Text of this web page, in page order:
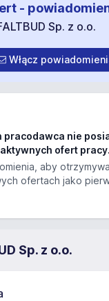
-
Sp. z o.o.
Włącz
pracodawca nie
aktywnych ofert pracy.
aby
ofertach jako
Sp. z o.o.